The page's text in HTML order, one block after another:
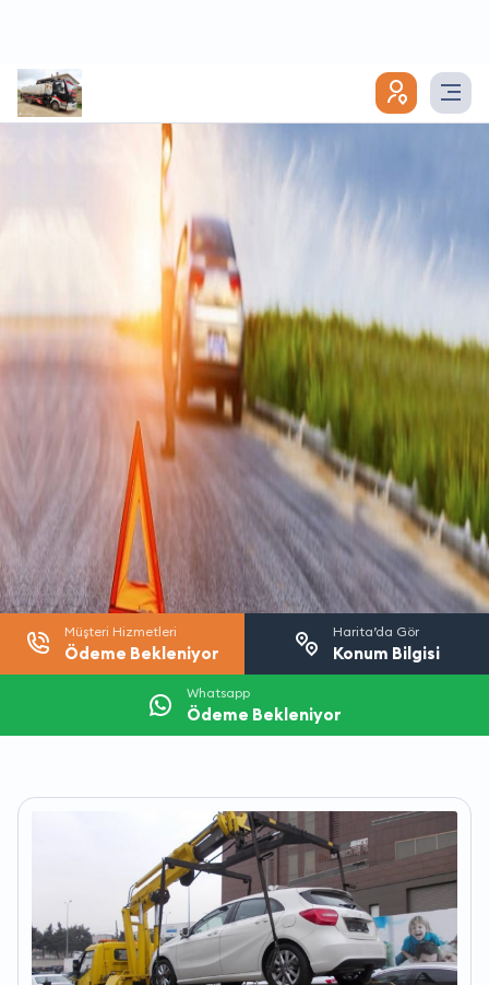
Müşteri Hizmetleri
Ödeme Bekleniyor
Harita’da Gör
Konum Bilgisi
Whatsapp
Ödeme Bekleniyor